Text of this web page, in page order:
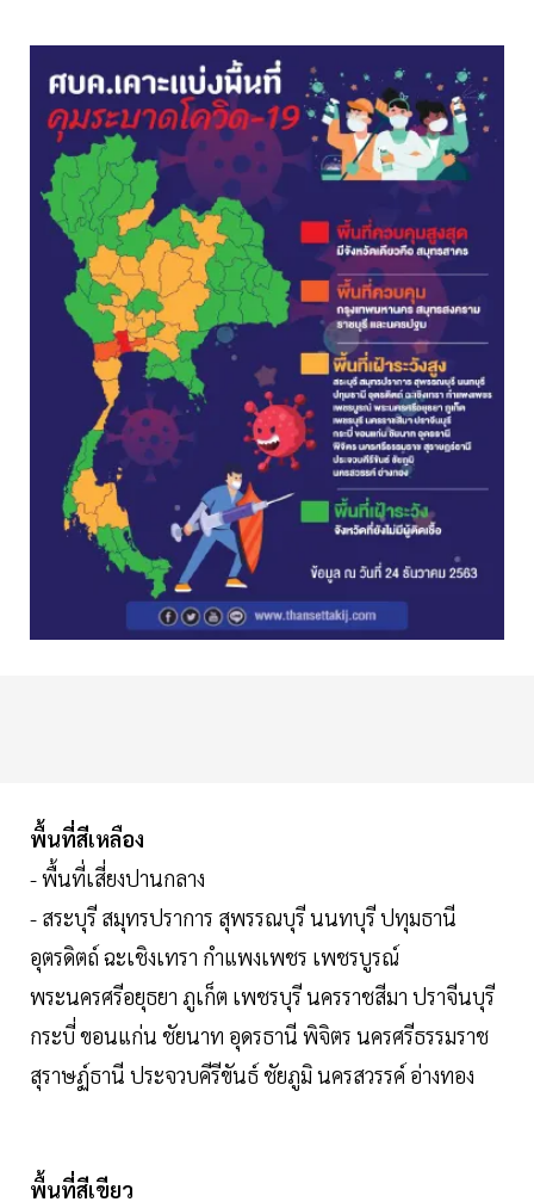
พื้นที่สีเหลือง
- พื้นที่เสี่ยงปานกลาง
- สระบุรี สมุทรปราการ สุพรรณบุรี นนทบุรี ปทุมธานี
อุตรดิตถ์ ฉะเชิงเทรา กำแพงเพชร เพชรบูรณ์
พระนครศรีอยุธยา ภูเก็ต เพชรบุรี นครราชสีมา ปราจีนบุรี
กระบี่ ขอนแก่น ชัยนาท อุดรธานี พิจิตร นครศรีธรรมราช
สุราษฏ์ธานี ประจวบคีรีขันธ์ ชัยภูมิ นครสวรรค์ อ่างทอง
พื้นที่สีเขียว